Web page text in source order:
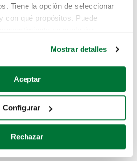
Tiene la opción de seleccionar
con qué propósitos. Puede
quisiéramos:
sobre su ubicación geográfica
analizándolo activamente
específicas (huellas
sobre cómo se procesan sus
Mostrar detalles
Aceptar
Configurar
Rechazar
el coche que estás
de estos enlaces:
mano